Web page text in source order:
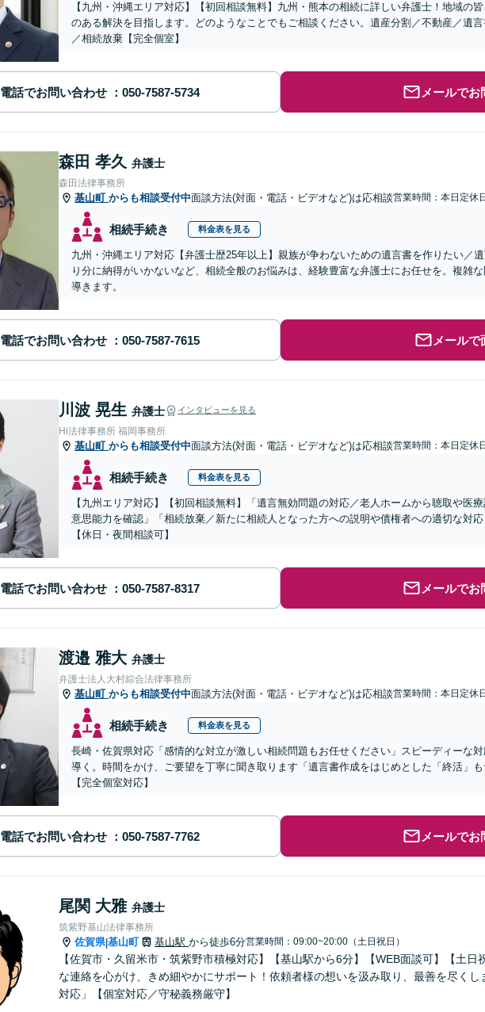
【九州・沖縄エリア対応】【初回相談無料】九州・熊本の相続に詳しい弁護士！地域の
のある解決を目指します。どのようなことでもご相談ください。遺産分割／不動産／遺
／相続放棄【完全個室】
電話でお問い合わせ メールでお
森田 孝久 弁護士
森田法律事務所
基山町 からも相談受付中面談方法(対面・電話・ビデオなど)は応相談営業時間：本日定休日
相続手続き 料金表を見る
九州・沖縄エリア対応【弁護士歴25年以上】親族が争わないための遺言書を作りたい／
り分に納得がいかないなど、相続全般のお悩みは、経験豊富な弁護士にお任せを。複雑
導きます。
電話でお問い合わせ メールで
川波 晃生 弁護士 インタビューを見る
Hi法律事務所 福岡事務所
基山町 からも相談受付中面談方法(対面・電話・ビデオなど)は応相談営業時間：本日定休日
相続手続き 料金表を見る
【九州エリア対応】【初回相談無料】「遺言無効問題の対応／老人ホームから聴取や医
意思能力を確認」「相続放棄／新たに相続人となった方への説明や債権者への適切な対応
【休日・夜間相談可】
電話でお問い合わせ メールでお
渡邉 雅大 弁護士
弁護士法人大村綜合法律事務所
基山町 からも相談受付中面談方法(対面・電話・ビデオなど)は応相談営業時間：本日定休日
相続手続き 料金表を見る
長崎・佐賀県対応「感情的な対立が激しい相続問題もお任せください」スピーディーな
導く。時間をかけ、ご要望を丁寧に聞き取ります「遺言書作成をはじめとした「終活」も
【完全個室対応】
電話でお問い合わせ メールでお
尾関 大雅 弁護士
筑紫野基山法律事務所
佐賀県|基山町 基山駅 から徒歩6分営業時間：09:00~20:00（土日祝日）
【佐賀市・久留米市・筑紫野市積極対応】【基山駅から6分】【WEB面談可】【土
な連絡を心がけ、きめ細やかにサポート！依頼者様の想いを汲み取り、最善を尽く
対応」【個室対応／守秘義務厳守】